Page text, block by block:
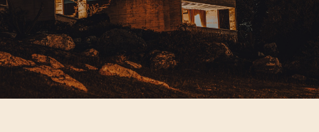
HISTÓRIA
SUSTENTABILIDADE
CONTATO